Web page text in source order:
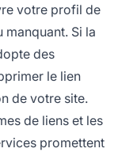
votre profil de
Si la
des
le lien
de votre site.
de liens et les
promettent